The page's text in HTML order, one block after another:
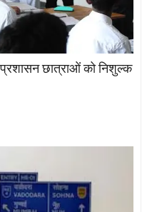
छात्राओं को निशुल्क